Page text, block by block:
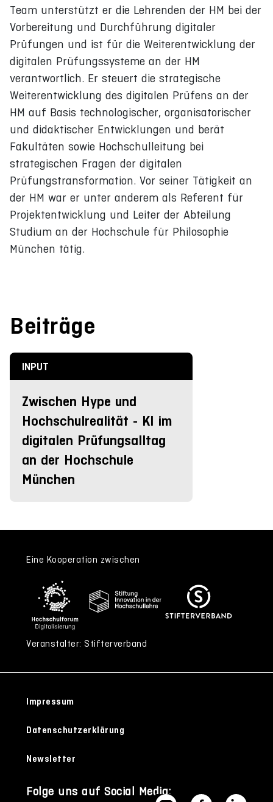
Team unterstützt er die Lehrenden der HM bei der
Vorbereitung und Durchführung digitaler
Prüfungen und ist für die Weiterentwicklung der
digitalen Prüfungssysteme an der HM
verantwortlich. Er steuert die strategische
Weiterentwicklung des digitalen Prüfens an der
HM auf Basis technologischer, organisatorischer
und didaktischer Entwicklungen und berät
Fakultäten sowie Hochschulleitung bei
strategischen Fragen der digitalen
Prüfungstransformation. Vor seiner Tätigkeit an
der HM war er unter anderem als Referent für
Projektentwicklung und Leiter der Abteilung
Studium an der Hochschule für Philosophie
München tätig.
Beiträge
INPUT
Zwischen Hype und
Hochschulrealität - KI im
digitalen Prüfungsalltag
an der Hochschule
München
Eine Kooperation zwischen
Veranstalter: Stifterverband
Impressum
Datenschutzerklärung
Newsletter
Folge uns auf Social Media: